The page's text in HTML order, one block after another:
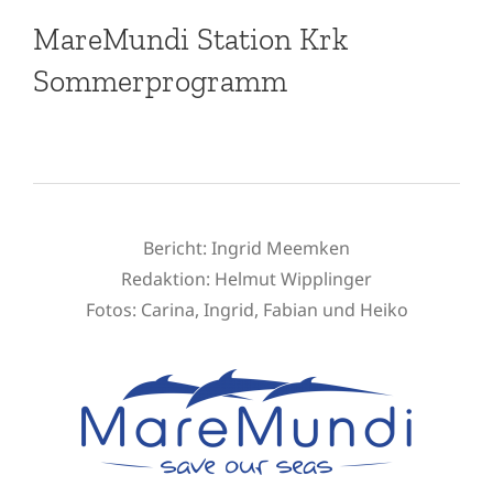
MareMundi Station Krk
Sommerprogramm
Bericht: Ingrid Meemken
Redaktion: Helmut Wipplinger
Fotos: Carina, Ingrid, Fabian und Heiko